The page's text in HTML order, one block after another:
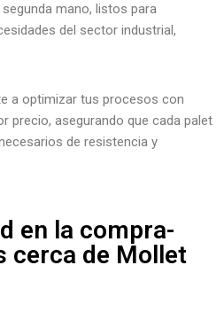
mano, listos para
del sector industrial,
a optimizar tus procesos con
precio, asegurando que cada palet
de resistencia y
en la compra-
cerca de Mollet